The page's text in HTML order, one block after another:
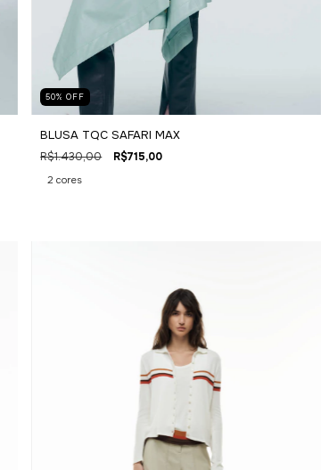
50%OFF
BLUSA TQC SAFARI MAX
R$1.430,00 R$715,00
2 cores